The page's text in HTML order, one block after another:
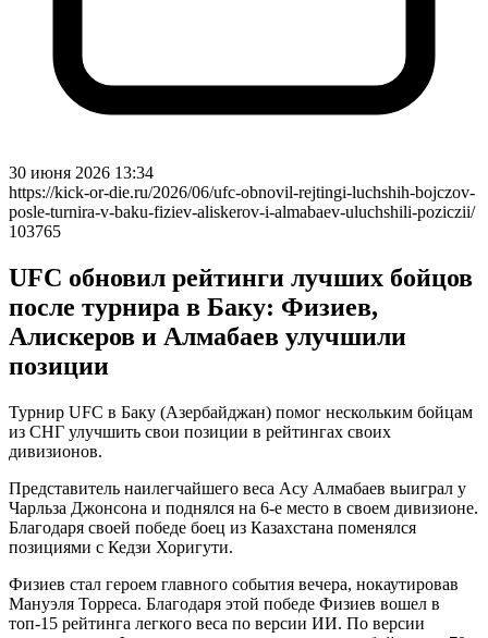
30 июня 2026 13:34
https://kick-or-die.ru/2026/06/ufc-obnovil-rejtingi-luchshih-bojczov-
posle-turnira-v-baku-fiziev-aliskerov-i-almabaev-uluchshili-poziczii/
103765
UFC обновил рейтинги лучших бойцов
после турнира в Баку: Физиев,
Алискеров и Алмабаев улучшили
позиции
Турнир UFC в Баку (Азербайджан) помог нескольким бойцам
из СНГ улучшить свои позиции в рейтингах своих
дивизионов.
Представитель наилегчайшего веса Асу Алмабаев выиграл у
Чарльза Джонсона и поднялся на 6-е место в своем дивизионе.
Благодаря своей победе боец из Казахстана поменялся
позициями с Кедзи Хоригути.
Физиев стал героем главного события вечера, нокаутировав
Мануэля Торреса. Благодаря этой победе Физиев вошел в
топ-15 рейтинга легкого веса по версии ИИ. По версии